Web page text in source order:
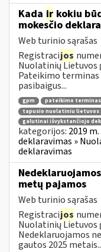
Kada ir kokiu
mokesčio
Web turinio sąrašas
Registracijos
Nuolatinių Lietuvos
Pateikimo
pasibaigus...
gpm
pateikimo terminas
tapusio nuolatiniu lietuvos
galutinai išvykstančiojo
kategorijos: 2019
deklaravimas »
deklaravimas
metų pajamos
Web turinio sąrašas
Registracijos
Nuolatinių Lietuvos
Nedeklaruojamos
gautos 2025